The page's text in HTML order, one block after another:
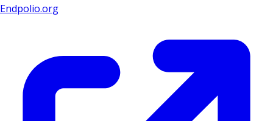
Endpolio.org